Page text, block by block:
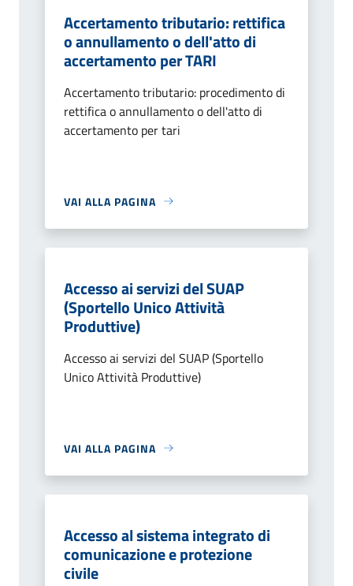
Accertamento tributario: rettifica
o annullamento o dell'atto di
accertamento per TARI
Accertamento tributario: procedimento di
rettifica o annullamento o dell'atto di
accertamento per tari
VAI ALLA PAGINA
Accesso ai servizi del SUAP
(Sportello Unico Attività
Produttive)
Accesso ai servizi del SUAP (Sportello
Unico Attività Produttive)
VAI ALLA PAGINA
Accesso al sistema integrato di
comunicazione e protezione
civile